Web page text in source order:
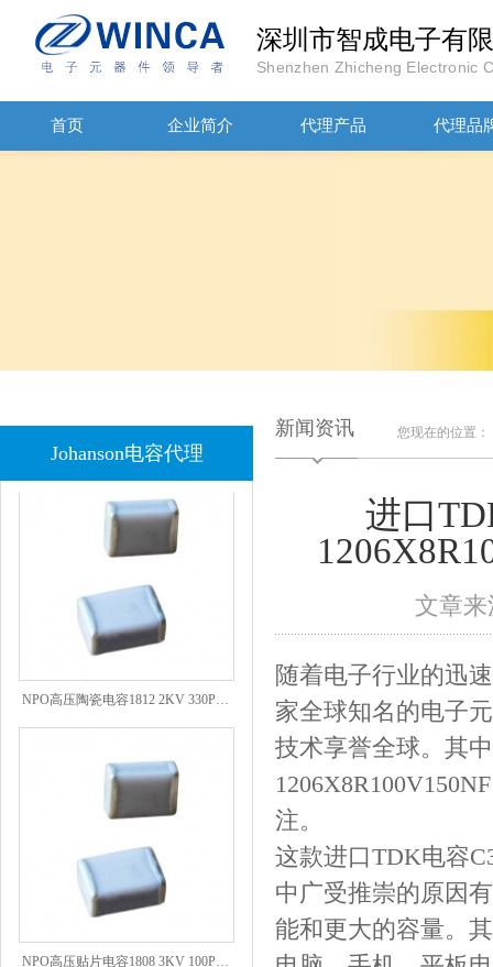
深圳市智成电子有
Shenzhen Zhicheng Electronic
首页 企业简介 代理产品 代理品
Johanson电容代理
1808 Y2 1NF安规贴片电容Johanson品牌 新闻资讯 您现在的位置：
进口
文章
随着电子行业的迅
家全球知名的电子
技术享誉全球。其
注。
这款进口TDK电容
中广受推崇的原因
能和更大的容量。